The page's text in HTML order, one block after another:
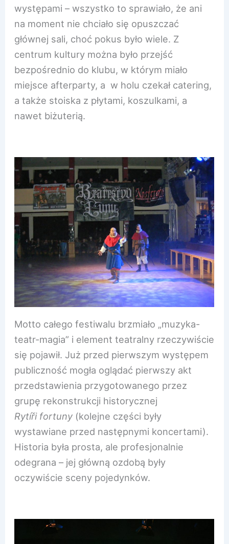
występami – wszystko to sprawiało, że ani
na moment nie chciało się opuszczać
głównej sali, choć pokus było wiele. Z
centrum kultury można było przejść
bezpośrednio do klubu, w którym miało
miejsce afterparty, a w holu czekał catering,
a także stoiska z płytami, koszulkami, a
nawet biżuterią.
Motto całego festiwalu brzmiało „muzyka-
teatr-magia” i element teatralny rzeczywiście
się pojawił. Już przed pierwszym występem
publiczność mogła oglądać pierwszy akt
przedstawienia przygotowanego przez
grupę rekonstrukcji historycznej
Rytíři fortuny (kolejne części były
wystawiane przed następnymi koncertami).
Historia była prosta, ale profesjonalnie
odegrana – jej główną ozdobą były
oczywiście sceny pojedynków.